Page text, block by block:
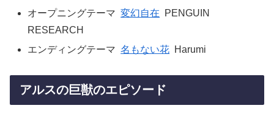
オープニングテーマ 変幻自在
PENGUIN
RESEARCH
エンディングテーマ 名もない花 Harumi
アルスの巨獣のエピソード